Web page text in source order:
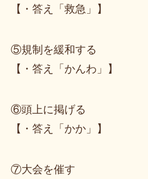
【・答え「救急」】
⑤規制を緩和する
【・答え「かんわ」】
⑥頭上に掲げる
【・答え「かか」】
⑦大会を催す